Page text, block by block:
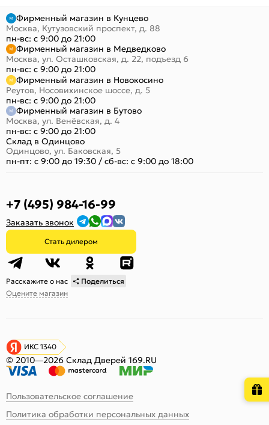
Фирменный магазин в Кунцево
Москва, Кутузовский проспект, д. 88
пн-вс: с 9:00 до 21:00
Фирменный магазин в Медведково
Москва, ул. Осташковская, д. 22, подъезд 6
пн-вс: с 9:00 до 21:00
Фирменный магазин в Новокосино
Реутов, Носовихинское шоссе, д. 5
пн-вс: с 9:00 до 21:00
Фирменный магазин в Бутово
Москва, ул. Венёвская, д. 4
пн-вс: с 9:00 до 21:00
Склад в Одинцово
Одинцово, ул. Баковская, 5
пн-пт: с 9:00 до 19:30 /сб-вс: с 9:00 до 18:00
+7 (495) 984-16-99
Заказать звонок
Стать дилером
Расскажите о нас
Поделиться
Оцените магазин
ИКС 1340
© 2010—2026 Склад Дверей 169.RU
Пользовательское соглашение
Политика обработки персональных данных